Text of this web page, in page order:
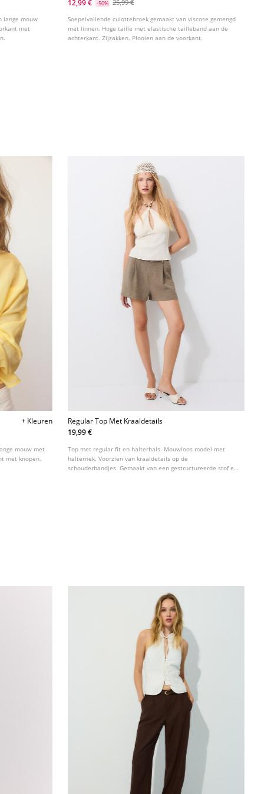
lange mouw
met
12,99 €
-50% 25,99 €
Soepelvallende culottebroek gemaakt van viscose gemengd
met linnen. Hoge taille met elastische tailleband aan de
achterkant. Zijzakken. Plooien aan de voorkant.
+ Kleuren
mouw met
met knopen.
Regular Top Met Kraaldetails
19,99 €
Top met regular fit en halterhals. Mouwloos model met
halternek. Voorzien van kraaldetails op de
schouderbandjes. Gemaakt van een gestructureerde stof en